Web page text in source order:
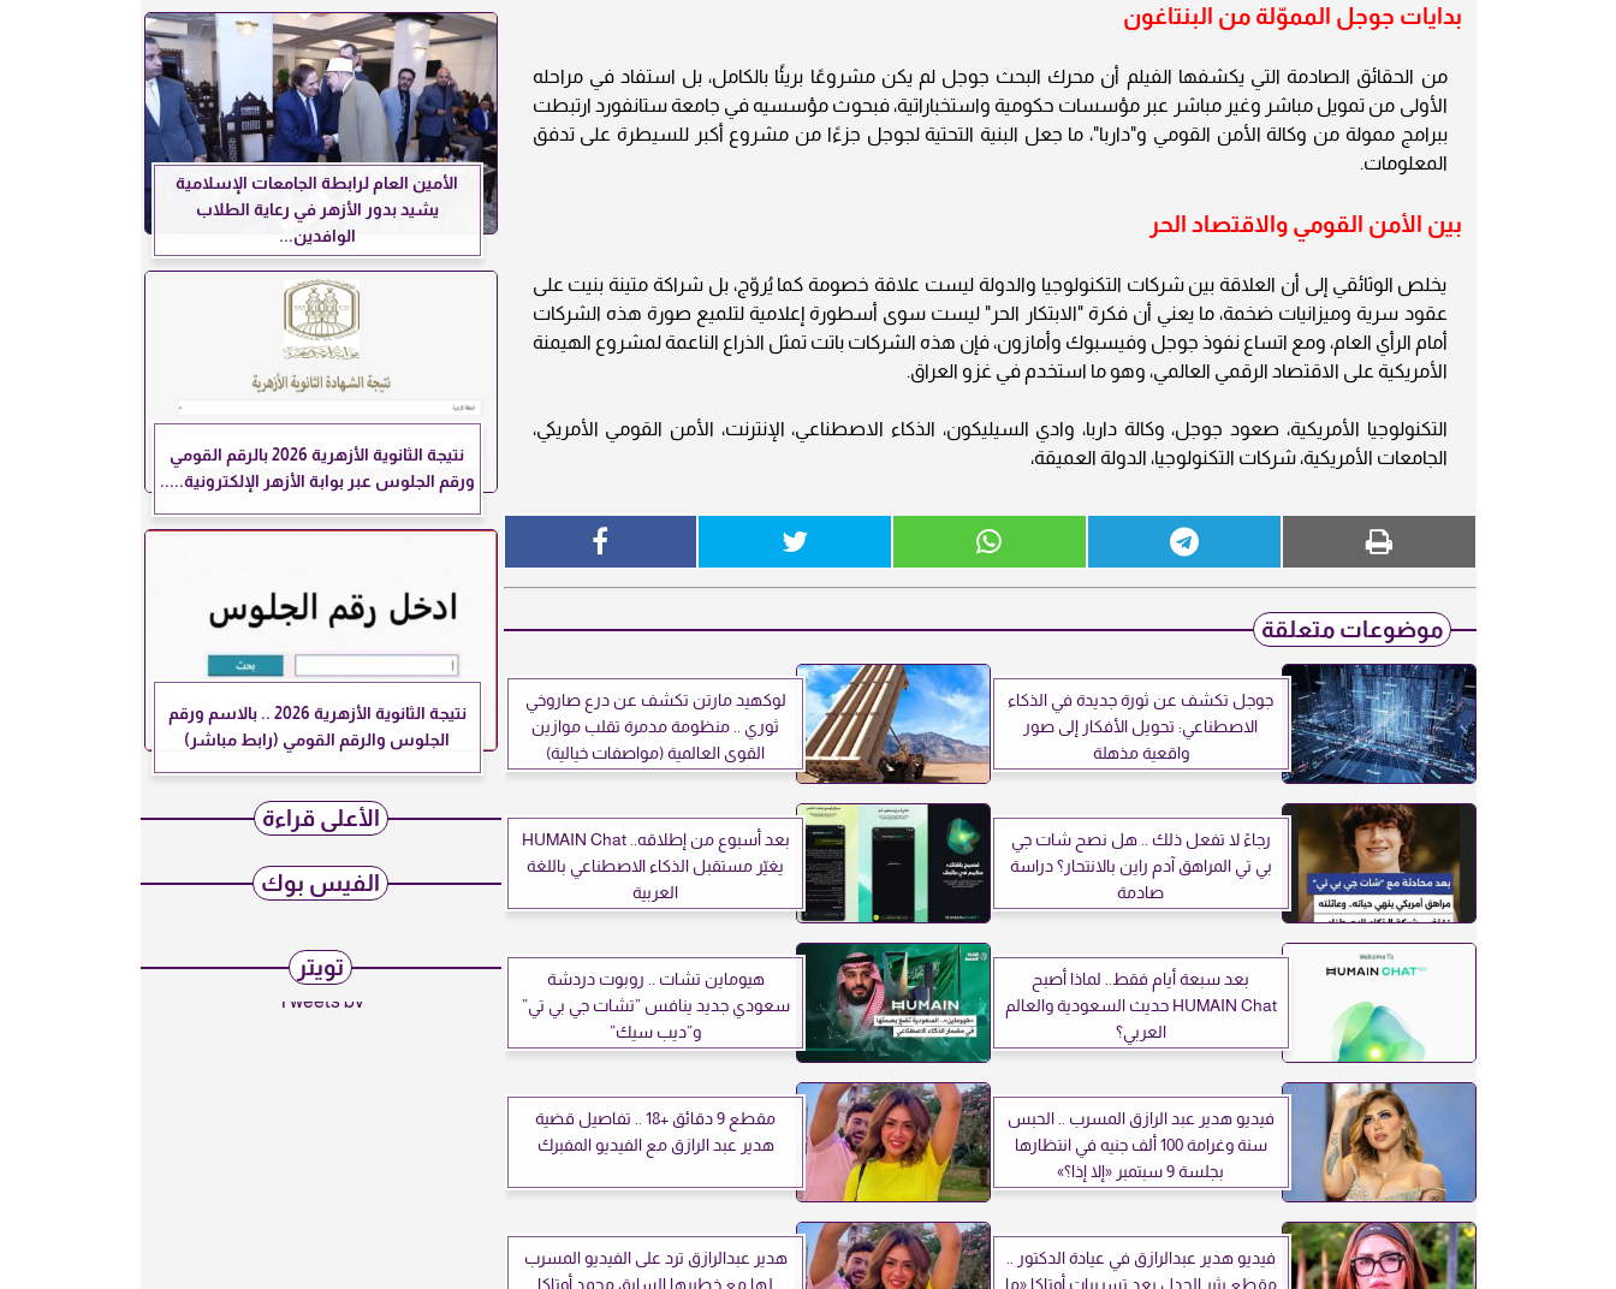
بدايات جوجل المموّلة من البنتاغون
من الحقائق الصادمة التي يكشفها الفيلم أن محرك البحث جوجل لم يكن مشروعًا بريئًا بالكامل، بل استفاد في مراحله
الأولى من تمويل مباشر وغير مباشر عبر مؤسسات حكومية واستخباراتية، فبحوث مؤسسيه في جامعة ستانفورد ارتبطت
ببرامج ممولة من وكالة الأمن القومي و"داربا"، ما جعل البنية التحتية لجوجل جزءًا من مشروع أكبر للسيطرة على تدفق
المعلومات.
بين الأمن القومي والاقتصاد الحر
يخلص الوثائقي إلى أن العلاقة بين شركات التكنولوجيا والدولة ليست علاقة خصومة كما يُروّج، بل شراكة متينة بنيت على
عقود سرية وميزانيات ضخمة، ما يعني أن فكرة "الابتكار الحر" ليست سوى أسطورة إعلامية لتلميع صورة هذه الشركات
أمام الرأي العام، ومع اتساع نفوذ جوجل وفيسبوك وأمازون، فإن هذه الشركات باتت تمثل الذراع الناعمة لمشروع الهيمنة
الأمريكية على الاقتصاد الرقمي العالمي، وهو ما استخدم في غزو العراق.
التكنولوجيا الأمريكية، صعود جوجل، وكالة داربا، وادي السيليكون، الذكاء الاصطناعي، الإنترنت، الأمن القومي الأمريكي،
الجامعات الأمريكية، شركات التكنولوجيا، الدولة العميقة،
موضوعات متعلقة
جوجل تكشف عن ثورة جديدة في الذكاء
الاصطناعي: تحويل الأفكار إلى صور
واقعية مذهلة
لوكهيد مارتن تكشف عن درع صاروخي
ثوري .. منظومة مدمرة تقلب موازين
القوى العالمية (مواصفات خيالية)
رجاءً لا تفعل ذلك .. هل نصح شات جي
بي تي المراهق آدم راين بالانتحار؟ دراسة
صادمة
بعد أسبوع من إطلاقه.. HUMAIN Chat
يغيّر مستقبل الذكاء الاصطناعي باللغة
العربية
بعد سبعة أيام فقط.. لماذا أصبح
HUMAIN Chat حديث السعودية والعالم
العربي؟
هيوماين تشات .. روبوت دردشة
سعودي جديد ينافس ”تشات جي بي تي”
و”ديب سيك”
فيديو هدير عبد الرازق المسرب .. الحبس
سنة وغرامة 100 ألف جنيه في انتظارها
بجلسة 9 سبتمبر «إلا إذا؟»
مقطع 9 دقائق +18 .. تفاصيل قضية
هدير عبد الرازق مع الفيديو المفبرك
فيديو هدير عبدالرازق في عيادة الدكتور ..
مقطع يثير الجدل بعد تسريبات أوتاكا «ما
هدير عبدالرازق ترد على الفيديو المسرب
لها مع خطيبها السابق محمد أوتاكا
الأمين العام لرابطة الجامعات الإسلامية
يشيد بدور الأزهر في رعاية الطلاب
الوافدين...
نتيجة الثانوية الأزهرية 2026 بالرقم القومي
ورقم الجلوس عبر بوابة الأزهر الإلكترونية.....
نتيجة الثانوية الأزهرية 2026 .. بالاسم ورقم
الجلوس والرقم القومي (رابط مباشر)
الأعلى قراءة
الفيس بوك
تويتر
Tweets by